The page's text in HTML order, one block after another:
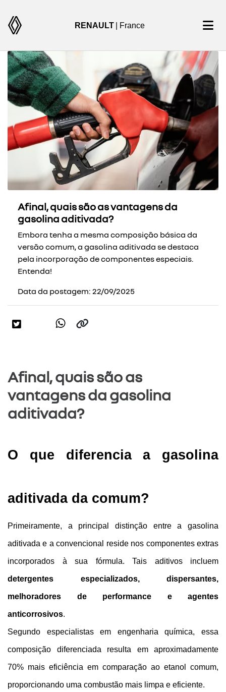
RENAULT | France
Afinal, quais são as vantagens da
gasolina aditivada?
Embora tenha a mesma composição básica da
versão comum, a gasolina aditivada se destaca
pela incorporação de componentes especiais.
Entenda!
Data da postagem: 22/09/2025
Afinal, quais são as
vantagens da gasolina
aditivada?
O que diferencia a gasolina
aditivada da comum?
Primeiramente, a principal distinção entre a gasolina
aditivada e a convencional reside nos componentes extras
detergentes especializados, dispersantes,
melhoradores de performance e agentes
anticorrosivos.
Segundo especialistas em engenharia química, essa
composição diferenciada resulta em aproximadamente
70% mais eficiência em comparação ao etanol comum,
proporcionando uma combustão mais limpa e eficiente.